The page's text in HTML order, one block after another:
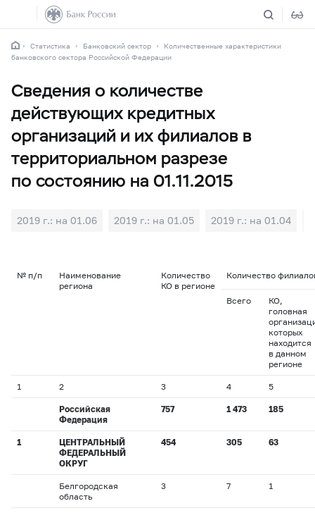
Статистика Банковский сектор
Количественные характеристики
банковского сектора Российской Федерации
Сведения о количестве
действующих кредитных
организаций и их филиалов в
территориальном разрезе
по состоянию на 01.11.2015
2019 г.: на 01.06 2019 г.: на 01.05 2019 г.: на 01.04
№ п/п
Наименование
региона
Количество
КО в регионе
Количество
Всего
КО,
головная
которых
находится
в данном
регионе
1 2 3 4 5
Российская
Федерация
757 1 473 185
1
ЦЕНТРАЛЬНЫЙ
ФЕДЕРАЛЬНЫЙ
ОКРУГ
454 305 63
Белгородская
область
3 7 1